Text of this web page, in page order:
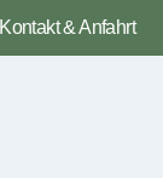
Kontakt & Anfahrt